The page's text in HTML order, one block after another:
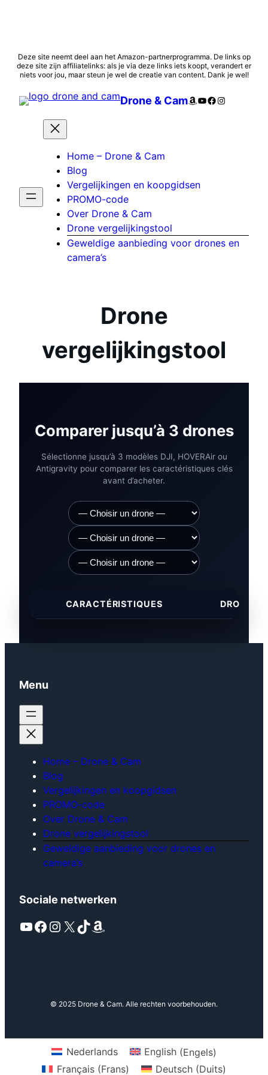
naar
inhoud
Deze site neemt deel aan het Amazon-partnerprogramma. De links op
deze site zijn affiliatelinks: als je via deze links iets koopt, verandert er
niets voor jou, maar steun je wel de creatie van content. Dank je wel!
Drone & CamAmazon
YouTube
Facebook
Instagram
Home – Drone & Cam
Blog
Vergelijkingen en koopgidsen
PROMO-code
Over Drone & Cam
Drone vergelijkingstool
Geweldige aanbieding voor drones en
camera’s
Drone
vergelijkingstool
Comparer jusqu’à 3 drones
Sélectionne jusqu’à 3 modèles DJI, HOVERAir ou
Antigravity pour comparer les caractéristiques clés
avant d’acheter.
CARACTÉRISTIQUES DRONE 1
Menu
Home – Drone & Cam
Blog
Vergelijkingen en koopgidsen
PROMO-code
Over Drone & Cam
Drone vergelijkingstool
Geweldige aanbieding voor drones en
camera’s
Sociale netwerken
YouTube Facebook Instagram X TikTok Amazon
© 2025 Drone & Cam. Alle rechten voorbehouden.
Nederlands English(Engels)
Français(Frans) Deutsch(Duits)